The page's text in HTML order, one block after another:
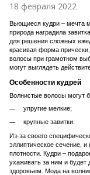
18 февраля 2022
Вьющиеся кудри – мечта
природа наградила
для решения сложных
красивая форма
волосы при грамотном
могут выглядеть
Особенности кудрей
Волнистые волосы могут
упругие мелкие;
крупные завитки.
Из-за своего
эллиптическое сечение,
плотности. Кудри –
ухаживать за ним и будет
здоровьем. Мода на